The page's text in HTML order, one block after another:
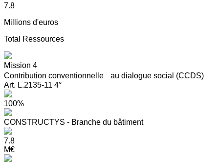
7.8
Millions d'euros
Total Ressources
Mission 4
Contribution conventionnelle au dialogue social (CCDS)
Art. L.2135-11 4°
100%
CONSTRUCTYS - Branche du bâtiment
7.8
M€